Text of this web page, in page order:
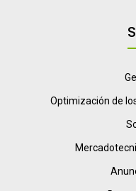
Optimización de